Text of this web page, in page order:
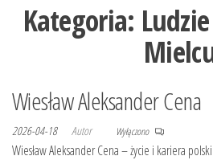
Kategoria:
Wiesław Aleksander Cena
2026-04-18 Autor Wyłączono
Wiesław Aleksander Cena – życie i kariera